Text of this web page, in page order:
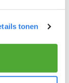
tonen